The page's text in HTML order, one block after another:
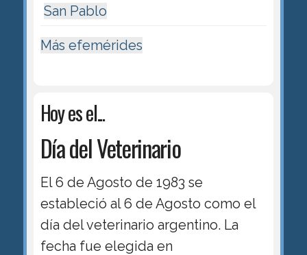
San Pablo
Más efemérides
Hoy es el...
Día del Veterinario
El 6 de Agosto de 1983 se
estableció al 6 de Agosto como el
día del veterinario argentino. La
fecha fue elegida en